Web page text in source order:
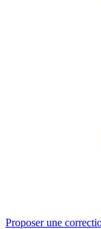
Proposer une